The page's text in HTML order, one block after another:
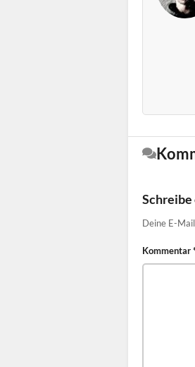
Deine E-
Kommentar